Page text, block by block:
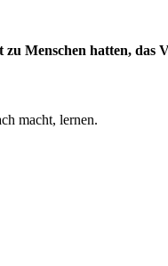
zu Menschen hatten, das
macht, lernen.